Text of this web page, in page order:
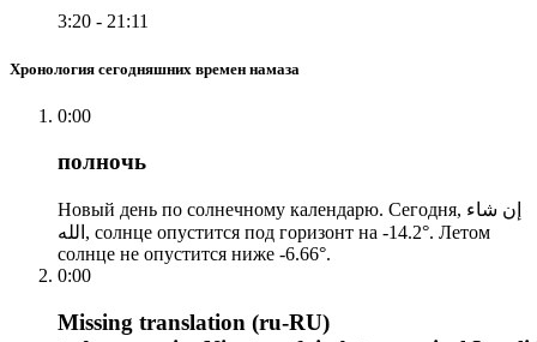
3:20 - 21:11
Хронология сегодняшних времен намаза
0:00
полночь
Новый день по солнечному календарю. Сегодня, إن شاء
الله, солнце опустится под горизонт на -14.2°. Летом
солнце не опустится ниже -6.66°.
0:00
Missing translation (ru-RU)